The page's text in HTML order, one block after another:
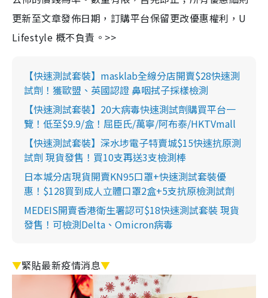
更新至文章發佈日期，訂購平台保留更改優惠權利，U
Lifestyle 概不負責。>>
【快速測試套裝】masklab全線分店開賣$28快速測
試劑！獲歐盟、英國認證 鼻咽拭子採樣檢測
【快速測試套裝】20大病毒快速測試劑購買平台一
覽！低至$9.9/盒！屈臣氏/萬寧/阿布泰/HKTVmall
【快速測試套裝】深水埗電子特賣城$15快速抗原測
試劑 現貨發售！買10支再送3支檢測棒
日本城分店現貨開賣KN95口罩+快速測試套裝優
惠！$128買到成人立體口罩2盒+5支抗原檢測試劑
MEDEIS開賣香港衛生署認可$18快速測試套裝 現貨
發售！可檢測Delta、Omicron病毒
▼緊貼最新疫情消息▼